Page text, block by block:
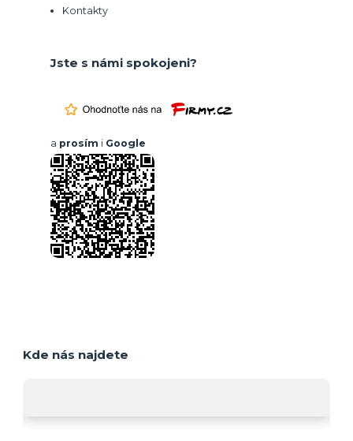
Kontakty
Jste s námi spokojeni?
a prosím i Google
Kde nás najdete